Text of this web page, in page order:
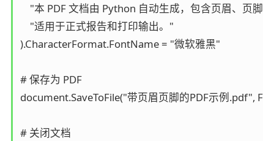
"本 PDF 文档由 Python 自动生成，包含页眉、页脚
    "适用于正式报告和打印输出。"
).CharacterFormat.FontName = "微软雅黑"
# 保存为 PDF
document.SaveToFile("带页眉页脚的PDF示例.pdf",
# 关闭文档